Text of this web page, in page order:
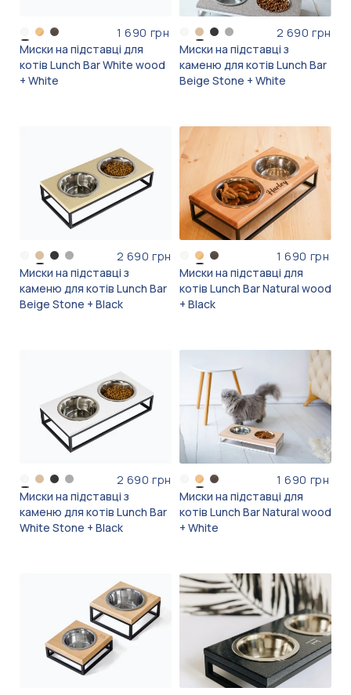
1 690 грн
Миски на підставці для
котів Lunch Bar White wood
+ White
2 690 грн
Миски на підставці з
каменю для котів Lunch Bar
Beige Stone + White
2 690 грн
Миски на підставці з
каменю для котів Lunch Bar
Beige Stone + Black
1 690 грн
Миски на підставці для
котів Lunch Bar Natural wood
+ Black
2 690 грн
Миски на підставці з
каменю для котів Lunch Bar
White Stone + Black
1 690 грн
Миски на підставці для
котів Lunch Bar Natural wood
+ White